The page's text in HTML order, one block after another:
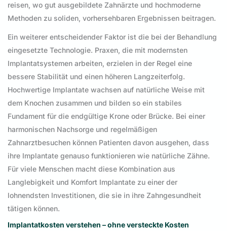
reisen, wo gut ausgebildete Zahnärzte und hochmoderne
Methoden zu soliden, vorhersehbaren Ergebnissen beitragen.
Ein weiterer entscheidender Faktor ist die bei der Behandlung
eingesetzte Technologie. Praxen, die mit modernsten
Implantatsystemen arbeiten, erzielen in der Regel eine
bessere Stabilität und einen höheren Langzeiterfolg.
Hochwertige Implantate wachsen auf natürliche Weise mit
dem Knochen zusammen und bilden so ein stabiles
Fundament für die endgültige Krone oder Brücke. Bei einer
harmonischen Nachsorge und regelmäßigen
Zahnarztbesuchen können Patienten davon ausgehen, dass
ihre Implantate genauso funktionieren wie natürliche Zähne.
Für viele Menschen macht diese Kombination aus
Langlebigkeit und Komfort Implantate zu einer der
lohnendsten Investitionen, die sie in ihre Zahngesundheit
tätigen können.
Implantatkosten verstehen – ohne versteckte Kosten